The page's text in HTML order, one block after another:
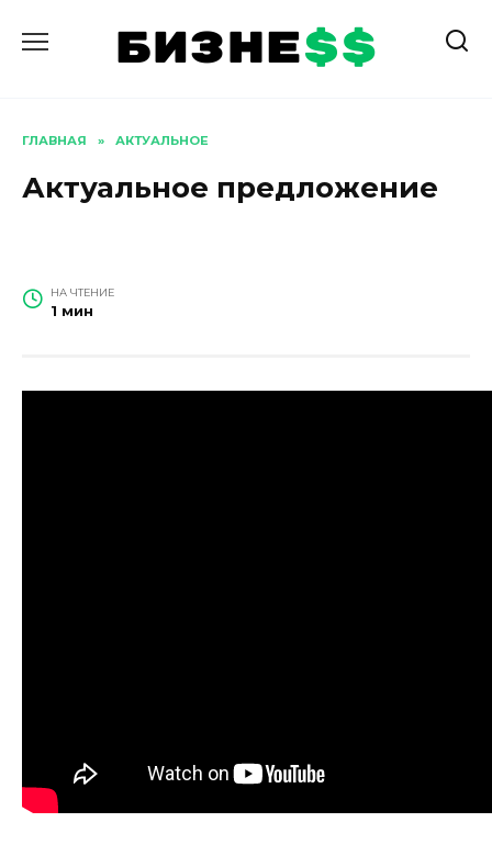
содержанию
ГЛАВНАЯ » АКТУАЛЬНОЕ
Актуальное предложение
НА ЧТЕНИЕ
1 мин